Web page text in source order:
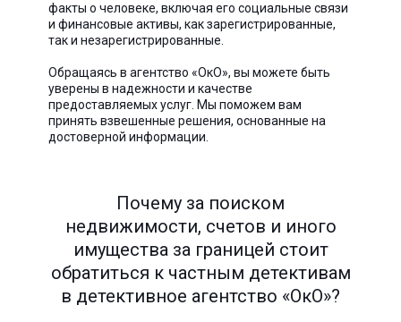
факты о человеке, включая его социальные связи
и финансовые активы, как зарегистрированные,
так и незарегистрированные.
Обращаясь в агентство «ОкО», вы можете быть
уверены в надежности и качестве
предоставляемых услуг. Мы поможем вам
принять взвешенные решения, основанные на
достоверной информации.
Почему за поиском
недвижимости, счетов и иного
имущества за границей стоит
обратиться к частным детективам
в детективное агентство «ОкО»?